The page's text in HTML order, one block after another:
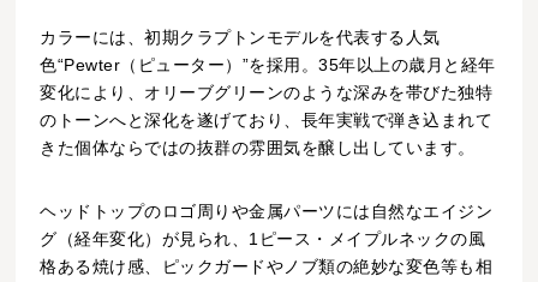
カラーには、初期クラプトンモデルを代表する人気
色“Pewter（ピューター）”を採用。35年以上の歳月と経年
変化により、オリーブグリーンのような深みを帯びた独特
のトーンへと深化を遂げており、長年実戦で弾き込まれて
きた個体ならではの抜群の雰囲気を醸し出しています。
ヘッドトップのロゴ周りや金属パーツには自然なエイジン
グ（経年変化）が見られ、1ピース・メイプルネックの風
格ある焼け感、ピックガードやノブ類の絶妙な変色等も相